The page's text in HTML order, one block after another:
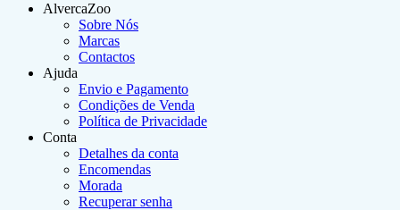
AlvercaZoo
Sobre Nós
Marcas
Contactos
Ajuda
Envio e Pagamento
Condições de Venda
Política de Privacidade
Conta
Detalhes da conta
Encomendas
Morada
Recuperar senha